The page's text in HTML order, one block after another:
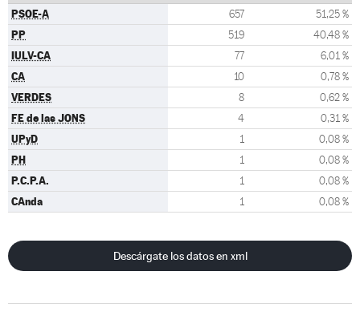
PSOE-A 657 51,25 %
PP 519 40,48 %
IULV-CA 77 6,01 %
CA 10 0,78 %
VERDES 8 0,62 %
FE de las JONS 4 0,31 %
UPyD 1 0,08 %
PH 1 0,08 %
P.C.P.A. 1 0,08 %
CAnda 1 0,08 %
Descárgate los datos en xml